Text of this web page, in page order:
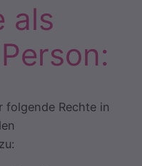
als
folgende Rechte in